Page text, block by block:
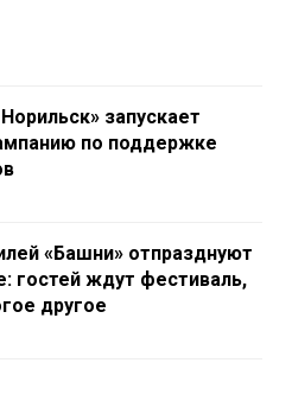
запускает
по поддержке
«Башни» отпразднуют
гостей ждут фестиваль,
другое